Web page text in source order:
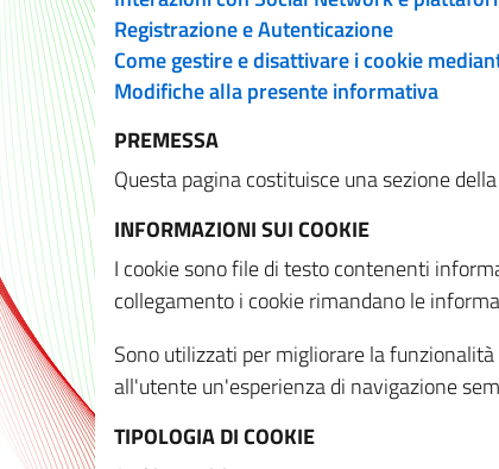
Registrazione e Autenticazione
Come gestire e disattivare i cookie
Modifiche alla presente informativa
PREMESSA
Questa pagina costituisce una sezione
INFORMAZIONI SUI COOKIE
I cookie sono file di testo contenenti
collegamento i cookie rimandano le
Sono utilizzati per migliorare la
all'utente un'esperienza di navigazione
TIPOLOGIA DI COOKIE